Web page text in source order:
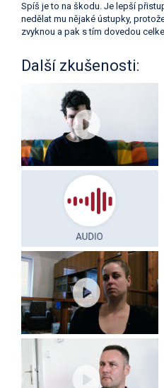
Spíš je to na škodu. Je lepší
nedělat mu nějaké ústupky,
zvyknou a pak s tím dovedou
Další zkušenosti: